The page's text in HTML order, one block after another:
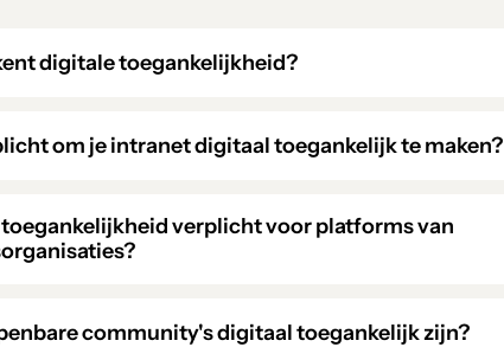
digitale toegankelijkheid?
om je intranet digitaal toegankelijk te maken?
verplicht voor platforms van
community's digitaal toegankelijk zijn?